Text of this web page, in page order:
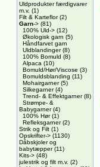
Uldprodukter færdigvarer
m.v. (1)
Filt & Karteflor(2)
Garn-> (81)
100% Uld-> (12)
Økologisk garn (5)
Håndfarvet garn
Uldblandinger(8)
100% Bomuld (8)
Alpaca (10)
Bomuld/Hør/Viscose (3)
Bomuldsblanding (11)
Mohairgarner(5)
Silkegarner(4)
Trend- & Effektgarner(8)
Strømpe- &
Babygarner(4)
100% Hør(1)
Refleksgarner(2)
Strik og Filt (1)
Opskrifter-> (1130)
Dåbskjoler og
babytæpper(11)
Kits-> (48)
julestrik og filt m.v. (2)